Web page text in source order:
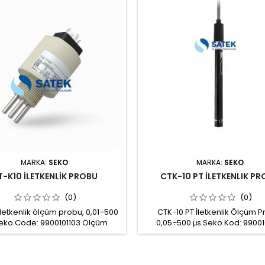
MARKA: SEKO
K10 İLETKENLİK PROBU
(0)
ölçüm probu, 0,01÷500
Code: 9900101103 Ölçüm
0,01÷500 μS Bağlantı: 3/4"
MARKA: SEKO
CTK-10 PT İLETKENLIK
(0)
CTK-10 PT İletkenlik Ölçüm
0,05÷500 μs Seko Kod:
İletkenlik ölçüm aralığı